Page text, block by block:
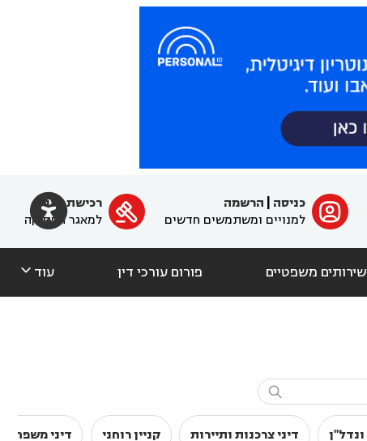
 ﱐ כניסה
הרשמה
למנויים ומשתמשים חדשים

רכישת מנוי
למאגר הפסיקה
שירותים משפטיים פורום עורכי דין עוד 

דיני צרכנות ותיירות קניין רוחני דיני משפחה